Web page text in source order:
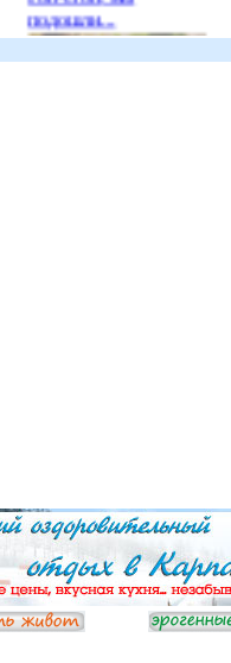
подошли...